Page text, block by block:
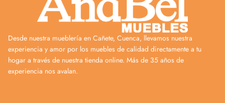
Desde nuestra mueblería en Cañete, Cuenca, llevamos nuestra
experiencia y amor por los muebles de calidad directamente a tu
hogar a través de nuestra tienda online. Más de 35 años de
experiencia nos avalan.